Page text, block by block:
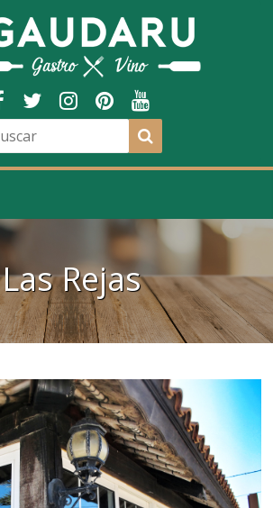
Las Rejas